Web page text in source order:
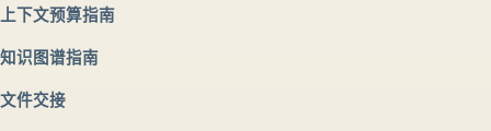
上下文预算指南
知识图谱指南
文件交接